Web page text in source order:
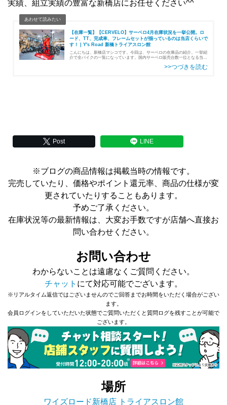
実績、組立実績の豊富な新橋店にお任せください^^
【在庫一覧】【CERVELO】サーベロ4月在庫状況を一挙公開。ロ
ード、TT、完成車、フレームセットが揃っているのは当店くらいで
す！ | Y's Road 新橋トライアスロン館
こんにちは、新橋店マシコです。今回は、サーベロの在庫品の紹介。一挙紹
介で全バイクの一覧になっています。国内サーベロ販売台数一位となる当
Post LINE
※ブログの商品情報は掲載当時の情報です。
完売していたり、価格やポイント還元率、商品の仕様が変
更されていたりすることもあります。
予めご了承ください。
在庫状況等の最新情報は、大変お手数ですが店舗へ直接お
問い合わせください。
お問い合わせ
わからないことは遠慮なくご質問ください。
チャット にて対応可能でございます。
※リアルタイム返信ではございませんのでご回答までお時間をいただく場合がござい
ます。
会員ログインをしていただいた状態でご質問いただくと質問ログを残すことが可能で
ございます。
場所
ワイズロード新橋店 トライアスロン館